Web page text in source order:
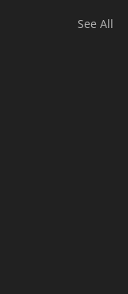
See All